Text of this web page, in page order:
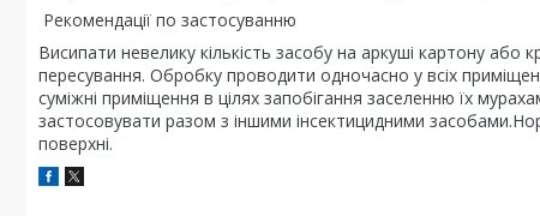
Рекомендації по застосуванню
Висипати невелику кількість засобу на аркуші картону або
пересування. Обробку проводити одночасно у всіх
суміжні приміщення в цілях запобігання заселенню їх
застосовувати разом з іншими інсектицидними
поверхні.